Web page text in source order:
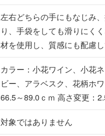
左右どちらの手にもなじみ
り、手袋をしても滑りにく
材を使用し、質感にも配慮し
カラー：小花ワイン、小花
ビー、アラベスク、花柄ホ
66.5～89.0ｃｍ 高さ変更：
対象ではありません